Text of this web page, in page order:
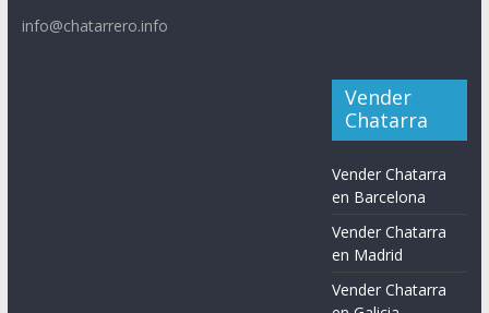
info@chatarrero.info
Vender
Chatarra
Vender Chatarra
en Barcelona
Vender Chatarra
en Madrid
Vender Chatarra